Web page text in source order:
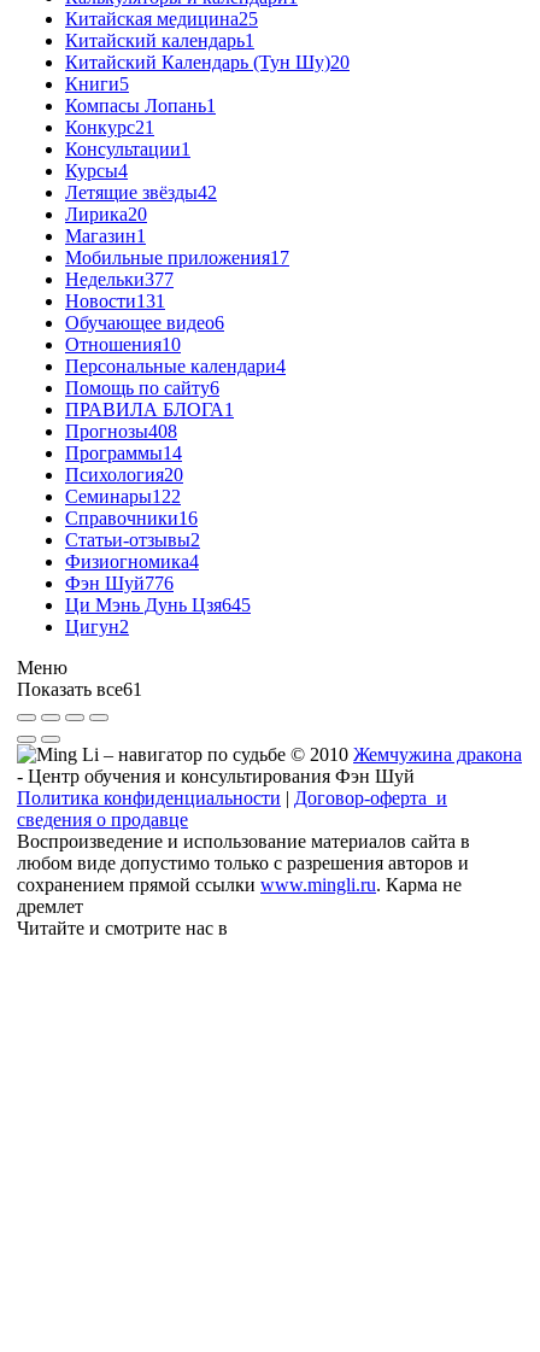
Китайская медицина25
Китайский календарь1
Китайский Календарь (Тун Шу)20
Книги5
Компасы Лопань1
Конкурс21
Консультации1
Курсы4
Летящие звёзды42
Лирика20
Магазин1
Мобильные приложения17
Недельки377
Новости131
Обучающее видео6
Отношения10
Персональные календари4
Помощь по сайту6
ПРАВИЛА БЛОГА1
Прогнозы408
Программы14
Психология20
Семинары122
Справочники16
Статьи-отзывы2
Физиогномика4
Фэн Шуй776
Ци Мэнь Дунь Цзя645
Цигун2
Меню
Показать все61
© 2010 Жемчужина дракона
- Центр обучения и консультирования Фэн Шуй
Политика конфиденциальности | Договор-оферта и
сведения о продавце
Воспроизведение и использование материалов сайта в
любом виде допустимо только с разрешения авторов и
сохранением прямой ссылки www.mingli.ru. Карма не
дремлет
Читайте и смотрите нас в